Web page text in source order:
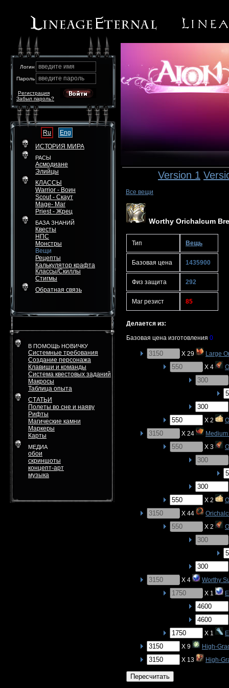
Логин введите имя
Пароль введите пароль
Забыл пароль?
Регистрация
Ru
Eng
ИСТОРИЯ МИРА
РАСЫ
Асмодиане
Элийцы
КЛАССЫ
Warrior - Воин
Scout - Скаут
Mage- Маг
Priest - Жрец
БАЗА ЗНАНИЙ
Квесты
НПС
Монстры
Вещи
Рецепты
Калькулятор крафта
Классы/Скиллы
Стигмы
Обратная связь
В ПОМОЩЬ НОВИЧКУ
Системные требования
Создание персонажа
Клавиши и команды
Система квестовых заданий
Макросы
Таблица опыта
СТАТЬИ
Полеты во сне и наяву
Рифты
Магические камни
Маркеры
Карты
МЕДИА
обои
скриншоты
концепт-арт
музыка
Version 1
Все вещи
Worthy Orichalcum
Тип Вещь
Базовая цена 1435900
Физ защита 292
Маг резист 85
Делается из:
Базовая цена изготовления 0
X 29
Large
X 4
X 2
X 24
X 3
X 2
X 44
X 2
X 4
Worthy
X 1
X 1
X 9
High-
X 13
High-
Пересчитать